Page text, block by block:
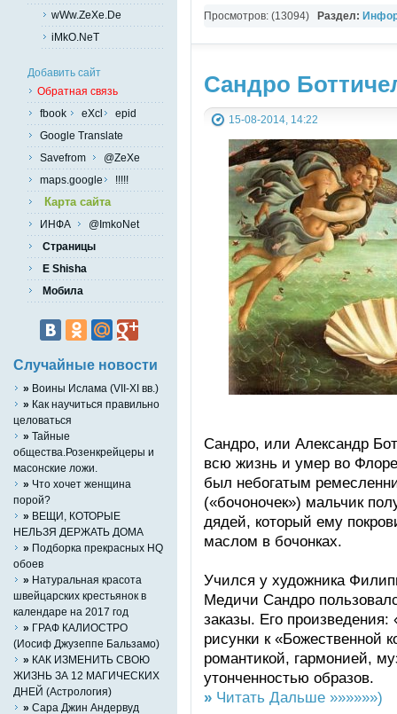
Просмотров: (13094) Раздел:
Сандро
15-08-2014, 14:22
Сандро, или Александр
всю жизнь и умер во
был небогатым
(«бочоночек») мальчик
дядей, который ему
маслом в бочонках.
Учился у художника
Медичи Сандро
заказы. Его
рисунки к «Божественной
романтикой, гармонией,
утонченностью образов.
» Читать Дальше »»»»»»)
wWw.ZeXe.De
iMkO.NeT
Добавить сайт
Обратная связь
fbook
eXcl
epid
Google Translate
Savefrom
@ZeXe
maps.google
!!!!!
Карта сайта
ИНФА
@ImkoNet
Страницы
E Shisha
Мобила
Случайные новости
» Воины Ислама (VII-XI вв.)
» Как научиться правильно
целоваться
» Тайные
общества.Розенкрейцеры и
масонские ложи.
» Что хочет женщина
порой?
» ВЕЩИ, КОТОРЫЕ
НЕЛЬЗЯ ДЕРЖАТЬ ДОМА
» Подборка прекрасных HQ
обоев
» Натуральная красота
швейцарских крестьянок в
календаре на 2017 год
» ГРАФ КАЛИОСТРО
(Иосиф Джузеппе Бальзамо)
» КАК ИЗМЕНИТЬ СВОЮ
ЖИЗНЬ ЗА 12 МАГИЧЕСКИХ
ДНЕЙ (Астрология)
» Сара Джин Андервуд